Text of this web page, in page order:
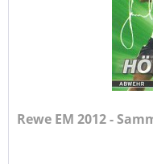
Rewe EM 2012 -